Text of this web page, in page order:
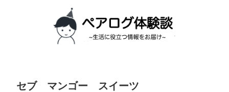
セブ マンゴー スイーツ